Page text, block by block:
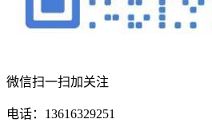
微信扫一扫加关注
电话：13616329251